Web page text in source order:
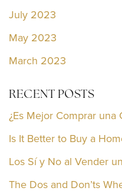
July 2023
May 2023
March 2023
RECENT POSTS
¿Es Mejor Comprar una
Is It Better to Buy a
Los Sí y No al Vender
The Dos and Don’ts